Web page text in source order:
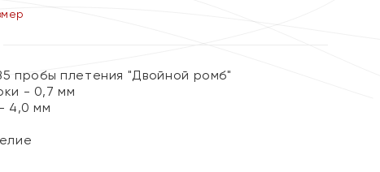
пробы плетения "Двойной ромб"
- 0,7 мм
4,0 мм